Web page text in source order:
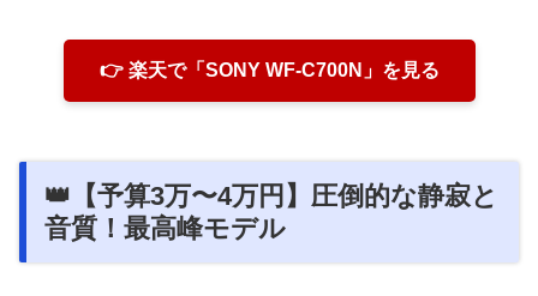
👉 楽天で「SONY WF-C700N」を見る
👑【予算3万〜4万円】圧倒的な静寂と
音質！最高峰モデル